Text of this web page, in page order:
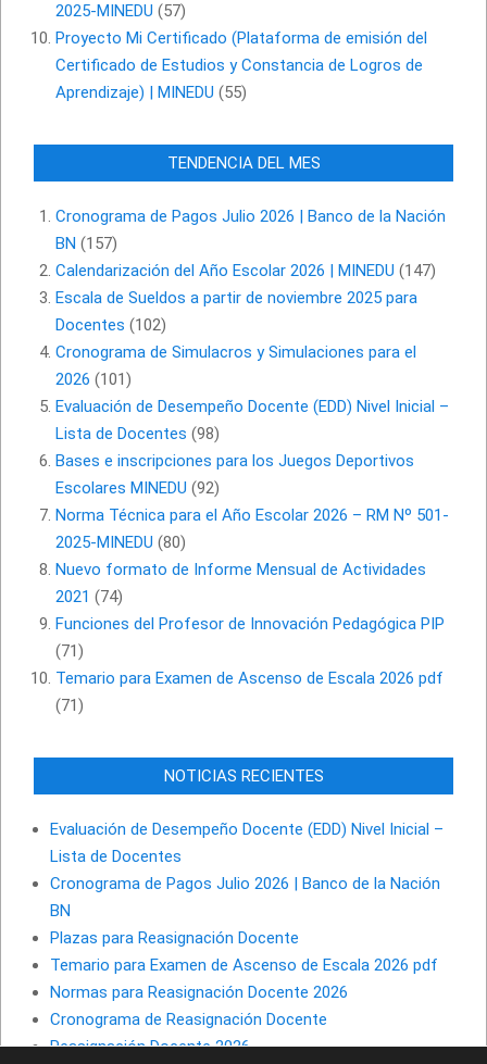
2025-MINEDU (57)
Proyecto Mi Certificado (Plataforma de emisión del
Certificado de Estudios y Constancia de Logros de
Aprendizaje) | MINEDU (55)
TENDENCIA DEL MES
Cronograma de Pagos Julio 2026 | Banco de la Nación
BN (157)
Calendarización del Año Escolar 2026 | MINEDU (147)
Escala de Sueldos a partir de noviembre 2025 para
Docentes (102)
Cronograma de Simulacros y Simulaciones para el
2026 (101)
Evaluación de Desempeño Docente (EDD) Nivel Inicial –
Lista de Docentes (98)
Bases e inscripciones para los Juegos Deportivos
Escolares MINEDU (92)
Norma Técnica para el Año Escolar 2026 – RM Nº 501-
2025-MINEDU (80)
Nuevo formato de Informe Mensual de Actividades
2021 (74)
Funciones del Profesor de Innovación Pedagógica PIP
(71)
Temario para Examen de Ascenso de Escala 2026 pdf
(71)
NOTICIAS RECIENTES
Evaluación de Desempeño Docente (EDD) Nivel Inicial –
Lista de Docentes
Cronograma de Pagos Julio 2026 | Banco de la Nación
BN
Plazas para Reasignación Docente
Temario para Examen de Ascenso de Escala 2026 pdf
Normas para Reasignación Docente 2026
Cronograma de Reasignación Docente
Reasignación Docente 2026